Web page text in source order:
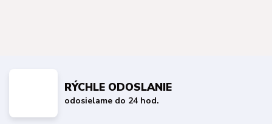
RÝCHLE ODOSLANIE
odosielame do 24 hod.